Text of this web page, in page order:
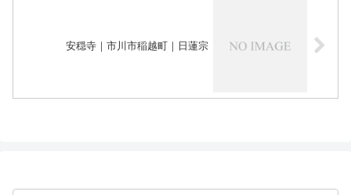
安穏寺｜市川市稲越町｜日蓮宗